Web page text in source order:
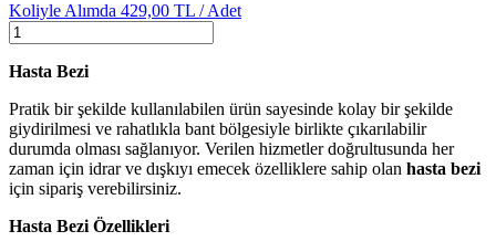
Koliyle Alımda 429,00 TL /Adet
Hasta Bezi
Pratik bir şekilde kullanılabilen ürün sayesinde kolay bir şekilde
giydirilmesi ve rahatlıkla bant bölgesiyle birlikte çıkarılabilir
durumda olması sağlanıyor. Verilen hizmetler doğrultusunda her
zaman için idrar ve dışkıyı emecek özelliklere sahip olan hasta bezi
için sipariş verebilirsiniz.
Hasta Bezi Özellikleri